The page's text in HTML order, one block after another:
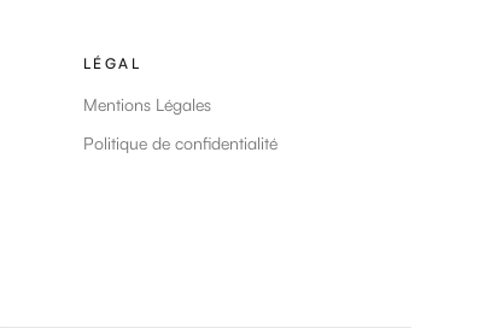
LÉGAL
Mentions Légales
Politique de confidentialité